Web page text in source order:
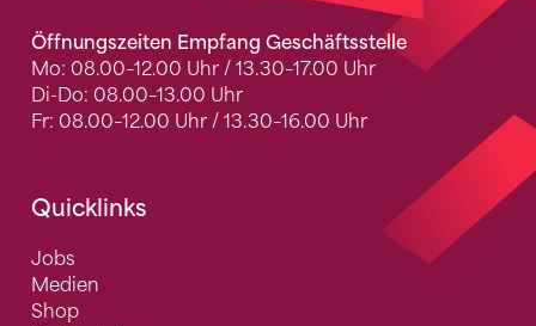
Öffnungszeiten Empfang Geschäftsstelle
Mo: 08.00–12.00 Uhr / 13.30–17.00 Uhr
Di-Do: 08.00–13.00 Uhr
Fr: 08.00–12.00 Uhr / 13.30–16.00 Uhr
Quicklinks
Jobs
Medien
Shop